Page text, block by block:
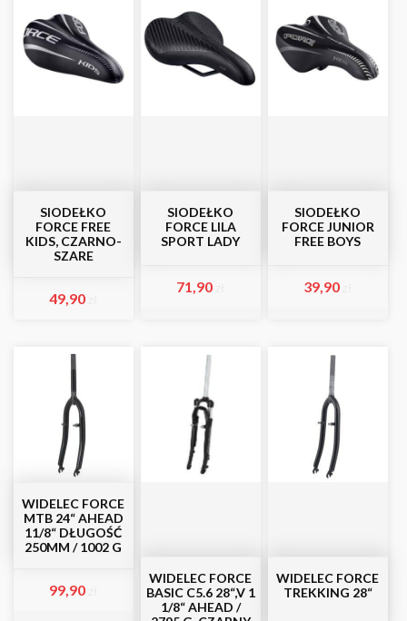
SIODEŁKO
FORCE FREE
KIDS, CZARNO-
SZARE
49,90
SIODEŁKO
FORCE LILA
SPORT LADY
71,90
SIODEŁKO
FORCE JUNIOR
FREE BOYS
39,90
WIDELEC FORCE
MTB 24“ AHEAD
11/8“ DŁUGOŚĆ
250MM / 1002 G
99,90
WIDELEC FORCE
BASIC C5.6 28“,V 1
1/8“ AHEAD /
WIDELEC FORCE
TREKKING 28“